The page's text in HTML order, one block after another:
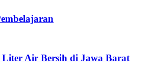
Air Bersih di Jawa Barat